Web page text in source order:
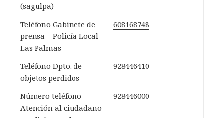
(sagulpa)
Teléfono Gabinete de
prensa – Policía Local
Las Palmas
608168748
Teléfono Dpto. de
objetos perdidos
928446410
Número teléfono
Atención al ciudadano
928446000